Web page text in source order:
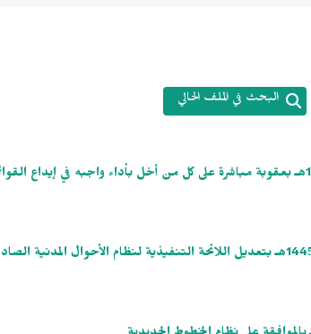
البحث في الملف الحالي
صدر حديثًا قرار وزير التجارة رقم (239) وتاريخ 27/ 11/ 1445هـ بعقوبة مباشرة على كل من أخل بأداء